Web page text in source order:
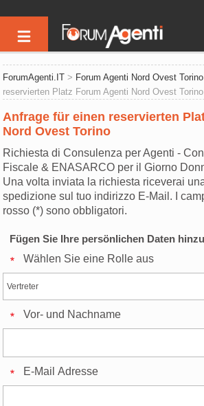
ForumAgenti.IT > Forum Agenti Nord Ovest Torino
reservierten Platz Forum Agenti Nord Ovest Torino
Anfrage für einen reservierten
Nord Ovest Torino
Richiesta di Consulenza per Agenti -
Fiscale & ENASARCO per il Giorno
Una volta inviata la richiesta riceverai
spedizione sul tuo indirizzo E-Mail. I
rosso (*) sono obbligatori.
Fügen Sie Ihre persönlichen Daten
Wählen Sie eine Rolle aus
Vor- und Nachname
E-Mail Adresse